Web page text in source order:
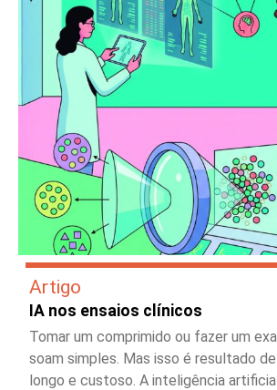
Artigo
IA nos ensaios clínicos
Tomar um comprimido ou fazer um
soam simples. Mas isso é resultado
longo e custoso. A inteligência